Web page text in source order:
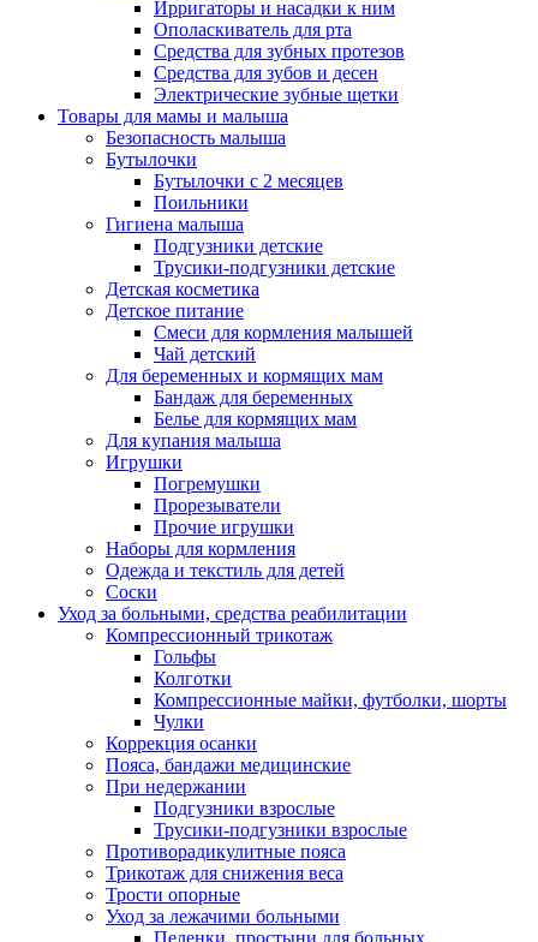
Ирригаторы и насадки к ним
Ополаскиватель для рта
Средства для зубных протезов
Средства для зубов и десен
Электрические зубные щетки
Товары для мамы и малыша
Безопасность малыша
Бутылочки
Бутылочки с 2 месяцев
Поильники
Гигиена малыша
Подгузники детские
Трусики-подгузники детские
Детская косметика
Детское питание
Смеси для кормления малышей
Чай детский
Для беременных и кормящих мам
Бандаж для беременных
Белье для кормящих мам
Для купания малыша
Игрушки
Погремушки
Прорезыватели
Прочие игрушки
Наборы для кормления
Одежда и текстиль для детей
Соски
Уход за больными, средства реабилитации
Компрессионный трикотаж
Гольфы
Колготки
Компрессионные майки, футболки, шорты
Чулки
Коррекция осанки
Пояса, бандажи медицинские
При недержании
Подгузники взрослые
Трусики-подгузники взрослые
Противорадикулитные пояса
Трикотаж для снижения веса
Трости опорные
Уход за лежачими больными
Пеленки, простыни для больных